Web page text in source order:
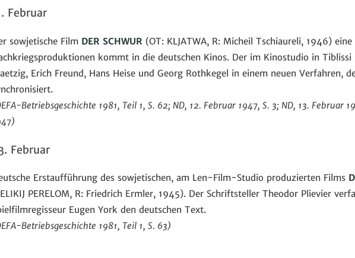
Februar
sowjetische Film DER SCHWUR (OT: KLJATWA, R: Micheil Tschiaureli, 1946)
kommt in die deutschen Kinos. Der im Kinostudio in
Erich Freund, Hans Heise und Georg Rothkegel in einem neuen Verfahren,
Betriebsgeschichte 1981, Teil 1, S. 62; ND, 12. Februar 1947, S. 3; ND, 13. Februar
Februar
Erstaufführung des sowjetischen, am Len-Film-Studio produzierten Films
PERELOM, R: Friedrich Ermler, 1945). Der Schriftsteller Theodor Plievier
Eugen York den deutschen Text.
Betriebsgeschichte 1981, Teil 1, S. 63)